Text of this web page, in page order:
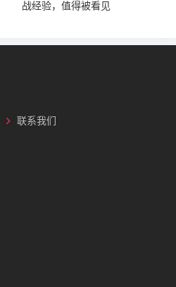
战经验，值得被看见
联系我们